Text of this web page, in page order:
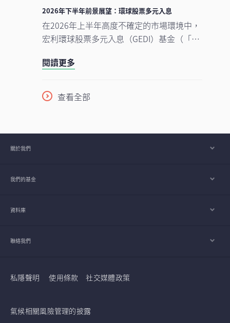
統。隨著行業於2026年上半年錄得亮麗表
現，我們對後市展望仍然正面，認為在盈利
增長強勁、資本投資持續增加，以及企業AI
使用率仍處於起步階段的支持下，行業升勢
有望延續至2026年下半年，並進一步推進至
2026年下半年前景展望：環球股票多元入息
在2026年上半年高度不確定的市場環境中，
宏利環球股票多元入息（GEDI）基金（「本
動性。此成果主要來自本基金的四大投資支
元分散配置增長型、價值型及收益型股票。
在《2026年下半年展望》中，亞洲區多元資
闡釋了本基金的獨特架構，如何在市場周期
閱讀更多
查看全部
關於我們
我們的基金
資料庫
聯絡我們
私隱聲明 使用條款 社交媒體政策
氣候相關風險管理的披露